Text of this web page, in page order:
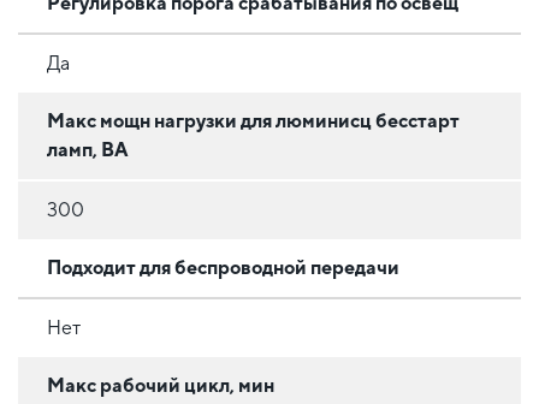
Да
Макс мощн нагрузки для люминисц бесстарт
ламп, ВА
300
Подходит для беспроводной передачи
Нет
Макс рабочий цикл, мин